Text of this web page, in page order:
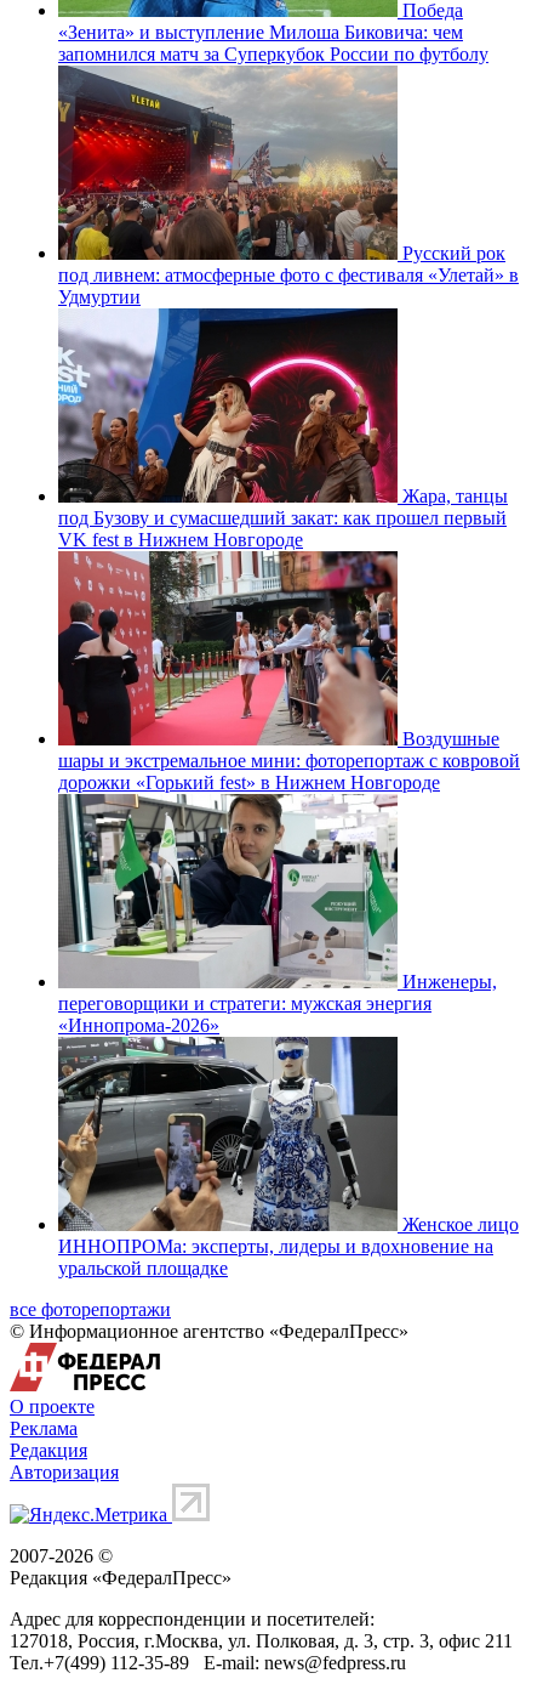
Победа
«Зенита» и выступление Милоша Биковича: чем
запомнился матч за Суперкубок России по футболу
Русский рок
под ливнем: атмосферные фото с фестиваля «Улетай» в
Удмуртии
Жара, танцы
под Бузову и сумасшедший закат: как прошел первый
VK fest в Нижнем Новгороде
Воздушные
шары и экстремальное мини: фоторепортаж с ковровой
дорожки «Горький fest» в Нижнем Новгороде
Инженеры,
переговорщики и стратеги: мужская энергия
«Иннопрома-2026»
Женское лицо
ИННОПРОМа: эксперты, лидеры и вдохновение на
уральской площадке
все фоторепортажи
© Информационное агентство «ФедералПресс»
О проекте
Реклама
Редакция
Авторизация
2007-2026 ©
Редакция «ФедералПресс»
Адрес для корреспонденции и посетителей:
127018, Россия, г.Москва, ул. Полковая, д. 3, стр. 3, офис 211
Тел.+7(499) 112-35-89 E-mail: news@fedpress.ru